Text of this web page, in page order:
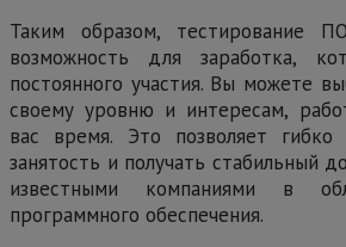
Таким образом, тестирование
возможность для заработка,
постоянного участия. Вы можете
своему уровню и интересам,
вас время. Это позволяет гибко
занятость и получать стабильный
известными компаниями в
программного обеспечения.